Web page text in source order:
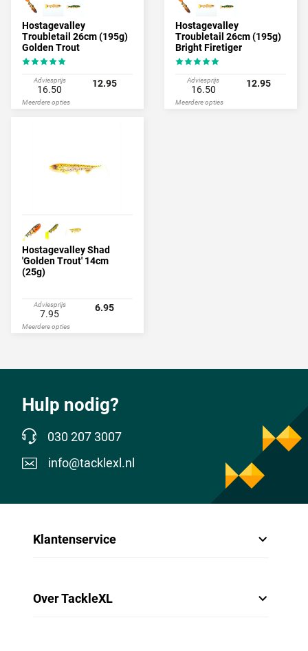
Hostagevalley
Troubletail 26cm (195g)
Golden Trout
Adviesprijs
16.50
12.95
Meerdere opties
Hostagevalley
Troubletail 26cm (195g)
Bright Firetiger
Adviesprijs
16.50
12.95
Meerdere opties
Hostagevalley Shad
'Golden Trout' 14cm
(25g)
Adviesprijs
7.95
6.95
Meerdere opties
Hulp nodig?
030 207 3007
info@tacklexl.nl
Klantenservice
Over TackleXL